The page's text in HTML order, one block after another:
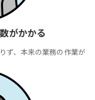
がかかる
ず、本来の業務の作業が